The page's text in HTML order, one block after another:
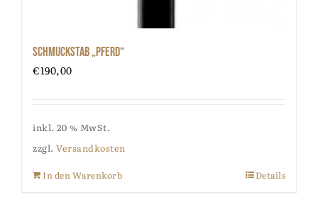
Schmuckstab „Pferd“
€190,00
inkl. 20 % MwSt.
zzgl. Versandkosten
In den Warenkorb Details